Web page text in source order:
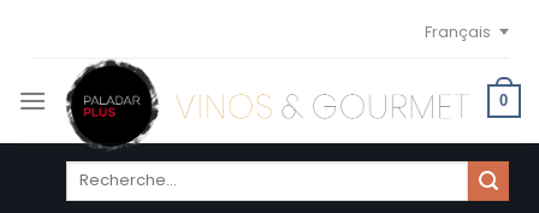
content
Français
0
Recherche